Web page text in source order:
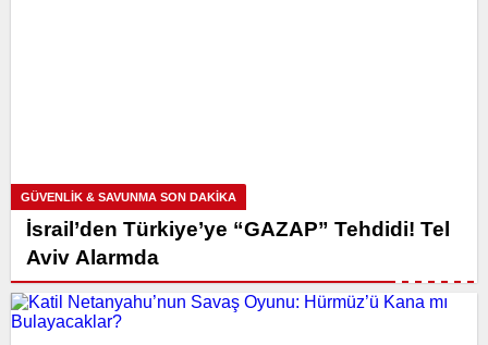
GÜVENLİK & SAVUNMA SON DAKİKA
İsrail’den Türkiye’ye “GAZAP” Tehdidi! Tel
Aviv Alarmda